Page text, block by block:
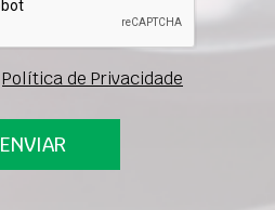
Política de Privacidade
ENVIAR